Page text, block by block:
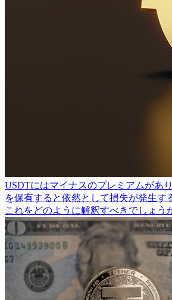
USDTにはマイナスのプレミアムがあ
を保有すると依然として損失が発生す
これをどのように解釈すべきでしょう